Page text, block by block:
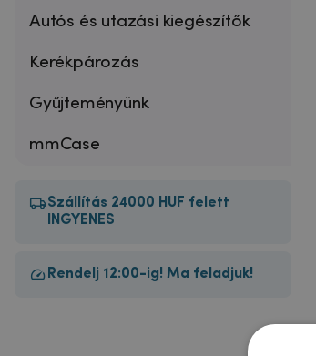
Autós és utazási kiegészítők
Kerékpározás
Gyűjteményünk
mmCase
Szállítás 24000 HUF felett
INGYENES
Rendelj 12:00-ig! Ma feladjuk!